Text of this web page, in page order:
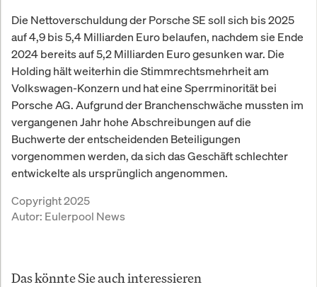
Die Nettoverschuldung der Porsche SE soll sich bis 2025
auf 4,9 bis 5,4 Milliarden Euro belaufen, nachdem sie Ende
2024 bereits auf 5,2 Milliarden Euro gesunken war. Die
Holding hält weiterhin die Stimmrechtsmehrheit am
Volkswagen-Konzern und hat eine Sperrminorität bei
Porsche AG. Aufgrund der Branchenschwäche mussten im
vergangenen Jahr hohe Abschreibungen auf die
Buchwerte der entscheidenden Beteiligungen
vorgenommen werden, da sich das Geschäft schlechter
entwickelte als ursprünglich angenommen.
Copyright 2025
Autor: Eulerpool News
Das könnte Sie auch interessieren